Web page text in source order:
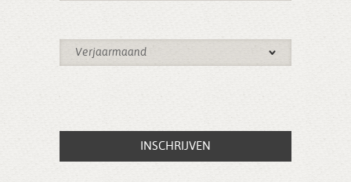
Verjaarmaand